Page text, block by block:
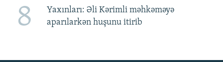
8
Yaxınları: Əli Kərimli məhkəməyə
aparılarkən huşunu itirib